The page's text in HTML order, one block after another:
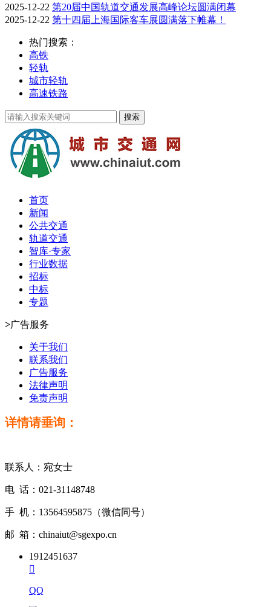
2025-12-22 第20届中国轨道交通发展高峰论坛圆满闭幕
2025-12-22 第十四届上海国际客车展圆满落下帷幕！
热门搜索：
高铁
轻轨
城市轻轨
高速铁路
首页
新闻
公共交通
轨道交通
智库·专家
行业数据
招标
中标
专题
>广告服务
关于我们
联系我们
广告服务
法律声明
免责声明
详情请垂询：
联系人：宛女士
电 话：021-31148748
手 机：13564595875（微信同号）
邮 箱：chinaiut@sgexpo.cn
1912451637

QQ